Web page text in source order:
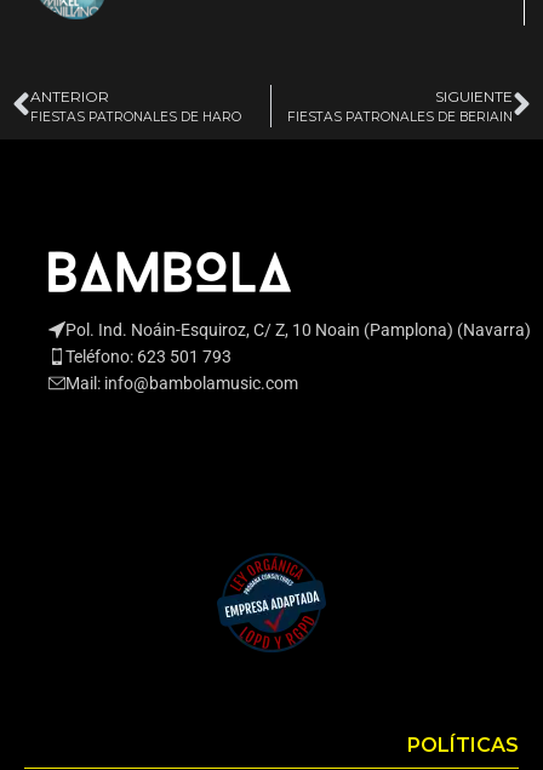
ANTERIOR
FIESTAS PATRONALES DE HARO
SIGUIENTE
FIESTAS PATRONALES DE BERIAIN
Pol. Ind. Noáin-Esquiroz, C/ Z, 10 Noain (Pamplona) (Navarra)
Teléfono: 623 501 793
Mail: info@bambolamusic.com
POLÍTICAS